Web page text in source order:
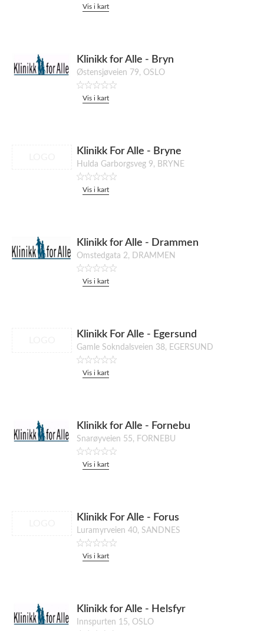
Vis i kart
Klinikk for Alle - Bryn
Østensjøveien 79, OSLO
Vis i kart
Klinikk For Alle - Bryne
Hulda Garborgsveg 9, BRYNE
Vis i kart
Klinikk for Alle - Drammen
Omstedgata 2, DRAMMEN
Vis i kart
Klinikk For Alle - Egersund
Gamle Sokndalsveien 38, EGERSUND
Vis i kart
Klinikk for Alle - Fornebu
Snarøyveien 55, FORNEBU
Vis i kart
Klinikk For Alle - Forus
Luramyrveien 40, SANDNES
Vis i kart
Klinikk for Alle - Helsfyr
Innspurten 15, OSLO